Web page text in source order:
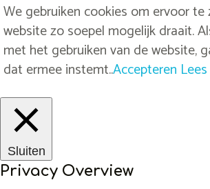
We gebruiken cookies om ervoor
website zo soepel mogelijk draait.
met het gebruiken van de website,
dat ermee instemt..Accepteren
Sluiten
Privacy Overview